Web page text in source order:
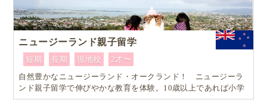
ニュージーランド親子留学
短期 長期 現地校
2才〜
自然豊かなニュージーランド・オークランド！ ニュージーラ
ンド親子留学で伸びやかな教育を体験。10歳以上であれば小学
生でも単身留学可能なスペシャルプラン！！